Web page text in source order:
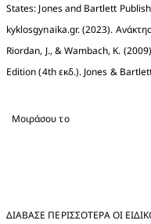
States: Jones and Bartlett
kyklosgynaika.gr. (2023).
Riordan, J., & Wambach, K.
Edition (4th εκδ.). Jones &
Μοιράσου το
ΔΙΑΒΑΣΕ ΠΕΡΙΣΣΟΤΕΡΑ ΟΙ